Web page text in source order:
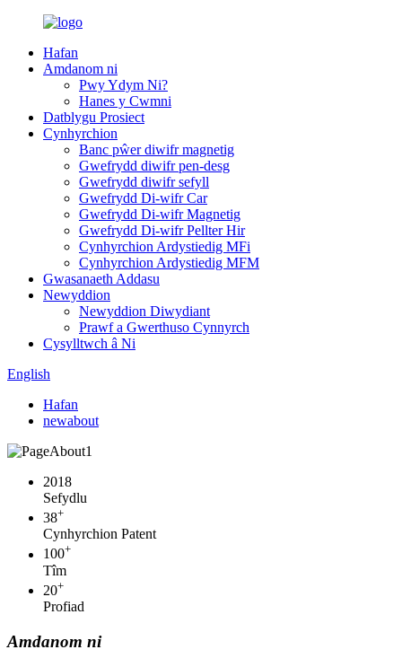
Hafan
Amdanom ni
Pwy Ydym Ni?
Hanes y Cwmni
Datblygu Prosiect
Cynhyrchion
Banc pŵer diwifr magnetig
Gwefrydd diwifr pen-desg
Gwefrydd diwifr sefyll
Gwefrydd Di-wifr Car
Gwefrydd Di-wifr Magnetig
Gwefrydd Di-wifr Pellter Hir
Cynhyrchion Ardystiedig MFi
Cynhyrchion Ardystiedig MFM
Gwasanaeth Addasu
Newyddion
Newyddion Diwydiant
Prawf a Gwerthuso Cynnyrch
Cysylltwch â Ni
English
Hafan
newabout
2018
Sefydlu
38+
Cynhyrchion Patent
100+
Tîm
20+
Profiad
Amdanom ni